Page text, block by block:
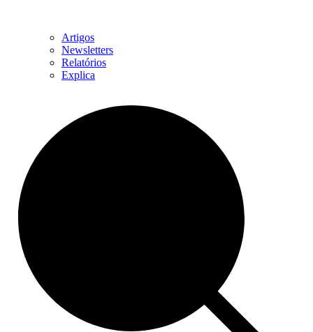
Artigos
Newsletters
Relatórios
Explica